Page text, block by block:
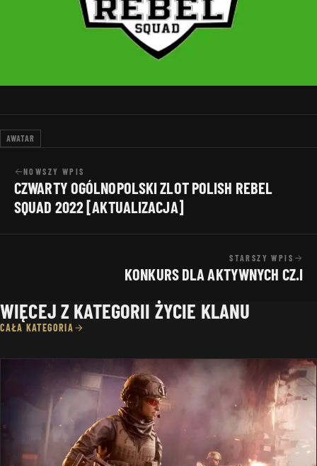
AWATAR
NOWSZY WPIS
CZWARTY OGÓLNOPOLSKI ZLOT POLISH REBEL
SQUAD 2022 [AKTUALIZACJA]
STARSZY WPIS
KONKURS DLA AKTYWNYCH CZ.I
WIĘCEJ Z KATEGORII ŻYCIE KLANU
CAŁA KATEGORIA